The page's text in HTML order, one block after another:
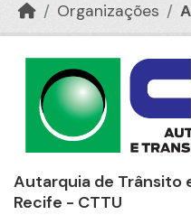
Organizações
Autarquia de Trânsito
Recife - CTTU